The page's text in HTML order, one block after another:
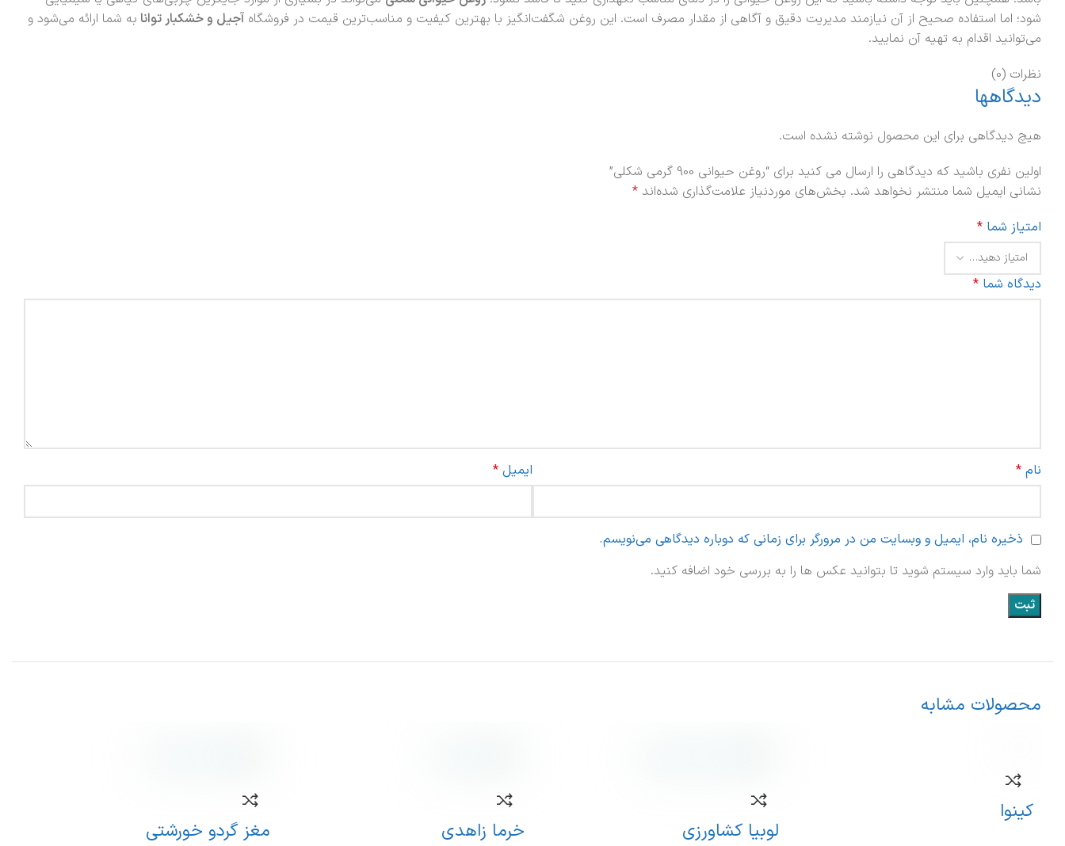
شود؛ اما استفاده صحیح از آن نیازمند مدیریت دقیق و آگاهی از مقدار مصرف است. این روغن شگفت‌انگیز با بهترین کیفیت و مناسب‌ترین قیمت در فروشگاه آجیل و خشکبار توانا به شما ارائه می‌شود و
می‌توانید اقدام به تهیه آن نمایید.
نظرات (0)
دیدگاهها
هیچ دیدگاهی برای این محصول نوشته نشده است.
اولین نفری باشید که دیدگاهی را ارسال می کنید برای “روغن حیوانی 900 گرمی شکلی”
نشانی ایمیل شما منتشر نخواهد شد. بخش‌های موردنیاز علامت‌گذاری شده‌اند *
امتیاز شما *
دیدگاه شما *
نام * ایمیل *
ذخیره نام، ایمیل و وبسایت من در مرورگر برای زمانی که دوباره دیدگاهی می‌نویسم.
شما باید وارد سیستم شوید تا بتوانید عکس ها را به بررسی خود اضافه کنید.
محصولات مشابه
کینوا
لوبیا کشاورزی خرما زاهدی مغز گردو خورشتی